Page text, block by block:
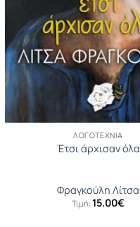
ΛΟΓΟΤΕΧΝΊΑ
Έτσι άρχισαν όλα
Φραγκούλη Λίτσα
Τιμή:15.00€